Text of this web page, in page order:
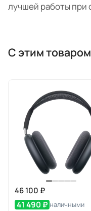
лучшей работы при
С этим
46 100 ₽
41 490 ₽ наличными